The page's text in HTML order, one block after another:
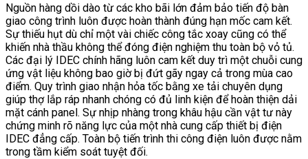
Nguồn hàng dồi dào từ các kho bãi lớn đảm bảo tiến độ bàn
giao công trình luôn được hoàn thành đúng hạn mốc cam kết.
Sự thiếu hụt dù chỉ một vài chiếc công tắc xoay cũng có thể
khiến nhà thầu không thể đóng điện nghiệm thu toàn bộ vỏ tủ.
Các đại lý IDEC chính hãng luôn cam kết duy trì một chuỗi cung
ứng vật liệu không bao giờ bị đứt gãy ngay cả trong mùa cao
điểm. Quy trình giao nhận hỏa tốc bằng xe tải chuyên dụng
giúp thợ lắp ráp nhanh chóng có đủ linh kiện để hoàn thiện dải
mặt cánh panel. Sự nhịp nhàng trong khâu hậu cần vật tư này
chứng minh rõ năng lực của một nhà cung cấp thiết bị điện
IDEC đẳng cấp. Toàn bộ tiến trình thi công điện luôn được nằm
trong tầm kiểm soát tuyệt đối.